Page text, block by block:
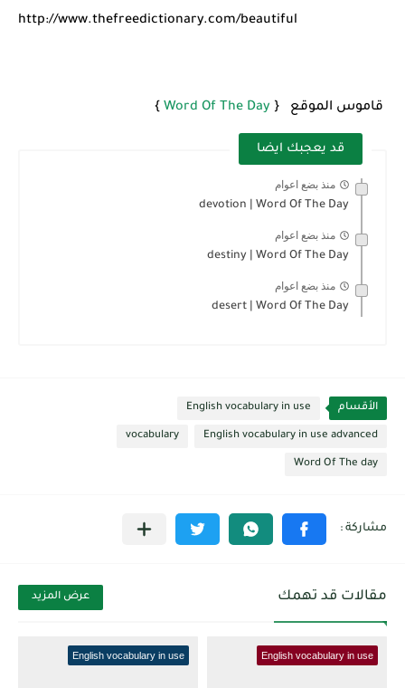
http://www.thefreedictionary.com/beautiful
قاموس الموقع { Word Of The Day
}
قد يعجبك ايضا
منذ بضع اعوام
devotion | Word Of The Day
منذ بضع اعوام
destiny | Word Of The Day
منذ بضع اعوام
desert | Word Of The Day
الأقسام English vocabulary in use
English vocabulary in use advanced
vocabulary
Word Of The day
مقالات قد تهمك عرض المزيد
English vocabulary in use
English vocabulary in use